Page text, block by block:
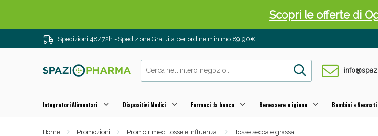
Spedizioni 48/72h - Spedizione Gratuita per ordine minimo 89,90€
Integratori Alimentari Dispositivi Medici Farmaci da banco Benessere e igiene Bambini e Neonati
Home Promozioni Promo rimedi tosse e influenza Tosse secca e grassa
Scopri le offerte di